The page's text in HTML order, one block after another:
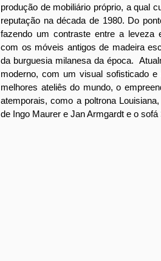
produção de mobiliário próprio, a qual
reputação na década de 1980. Do
fazendo um contraste entre a leveza
com os móveis antigos de madeira
da burguesia milanesa da época.
moderno, com um visual sofisticado
melhores ateliês do mundo, o
atemporais, como a poltrona
de Ingo Maurer e Jan Armgardt e o sofá